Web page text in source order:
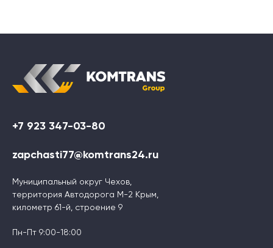
+7 923 347-03-80
zapchasti77@komtrans24.ru
Муниципальный округ Чехов,
территория Автодорога М-2 Крым,
километр 61-й, строение 9
Пн-Пт 9:00-18:00